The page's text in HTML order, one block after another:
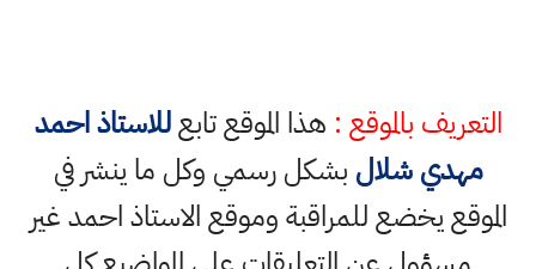
التعريف بالموقع : هذا الموقع تابعللاستاذ احمد
مهدي شلال بشكل رسمي وكل ما ينشر في
الموقع يخضع للمراقبة وموقع الاستاذ احمد غير